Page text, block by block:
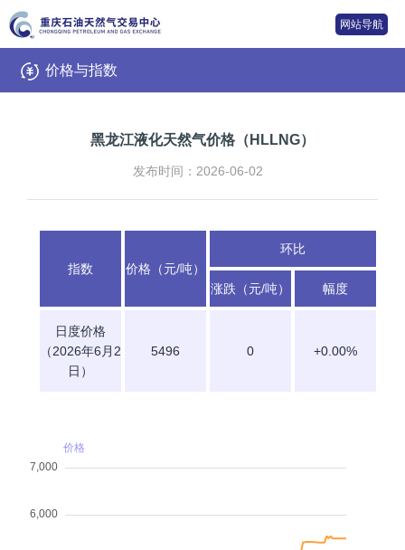
网站导航
价格与指数
黑龙江液化天然气价格（HLLNG）
发布时间：2026-06-02
指数 价格（元/吨）
环比
涨跌（元/吨） 幅度
日度价格
（2026年6月2
日）
5496 0 +0.00%